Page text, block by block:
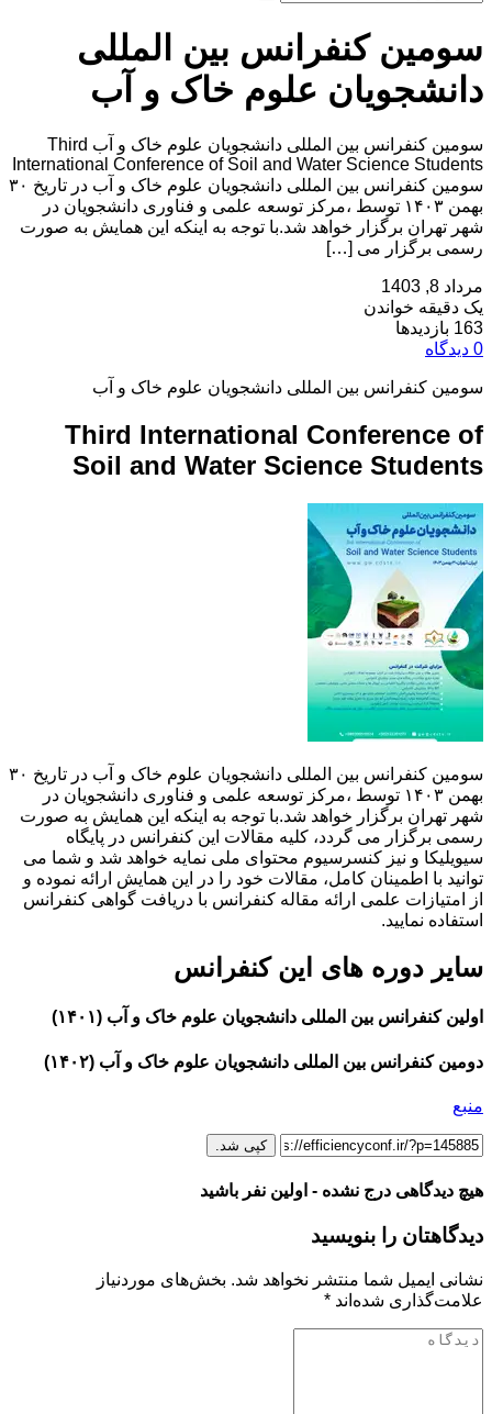
سومین کنفرانس بین المللی
دانشجویان علوم خاک و آب
سومین کنفرانس بین المللی دانشجویان علوم خاک و آب Third
International Conference of Soil and Water Science Students
سومین کنفرانس بین المللی دانشجویان علوم خاک و آب در تاریخ ۳۰
بهمن ۱۴۰۳ توسط ،مرکز توسعه علمی و فناوری دانشجویان در
شهر تهران برگزار خواهد شد.با توجه به اینکه این همایش به صورت
رسمی برگزار می […]
مرداد 8, 1403
یک دقیقه خواندن
163 بازدیدها
0 دیدگاه
سومین کنفرانس بین المللی دانشجویان علوم خاک و آب
Third International Conference of
Soil and Water Science Students
سومین کنفرانس بین المللی دانشجویان علوم خاک و آب در تاریخ ۳۰
بهمن ۱۴۰۳ توسط ،مرکز توسعه علمی و فناوری دانشجویان در
شهر تهران برگزار خواهد شد.با توجه به اینکه این همایش به صورت
رسمی برگزار می گردد، کلیه مقالات این کنفرانس در پایگاه
سیویلیکا و نیز کنسرسیوم محتوای ملی نمایه خواهد شد و شما می
توانید با اطمینان کامل، مقالات خود را در این همایش ارائه نموده و
از امتیازات علمی ارائه مقاله کنفرانس با دریافت گواهی کنفرانس
استفاده نمایید.
سایر دوره های این کنفرانس
اولین کنفرانس بین المللی دانشجویان علوم خاک و آب (۱۴۰۱)
دومین کنفرانس بین المللی دانشجویان علوم خاک و آب (۱۴۰۲)
منبع
کپی شد.
هیچ دیدگاهی درج نشده - اولین نفر باشید
دیدگاهتان را بنویسید
نشانی ایمیل شما منتشر نخواهد شد. بخش‌های موردنیاز
علامت‌گذاری شده‌اند *